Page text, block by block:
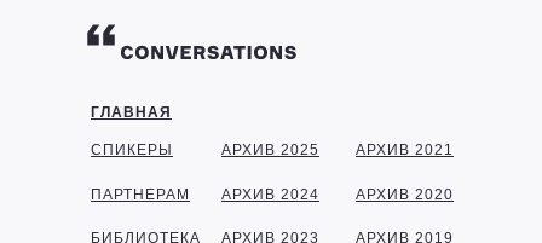
ГЛАВНАЯ
СПИКЕРЫ
ПАРТНЕРАМ
БИБЛИОТЕКА
АРХИВ 2025
АРХИВ 2024
АРХИВ 2023
АРХИВ 2021
АРХИВ 2020
АРХИВ 2019